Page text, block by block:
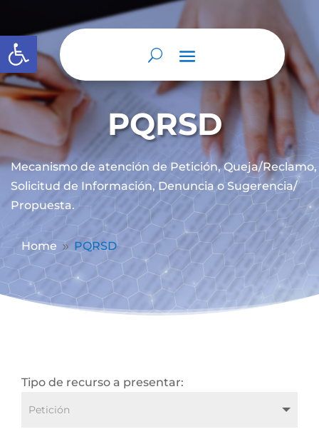
Abrir barra de herramientas
PQRSD
Mecanismo de atención de Petición, Queja/Reclamo,
Solicitud de Información, Denuncia o Sugerencia/
Propuesta.
Home 9 PQRSD
Tipo de recurso a presentar: